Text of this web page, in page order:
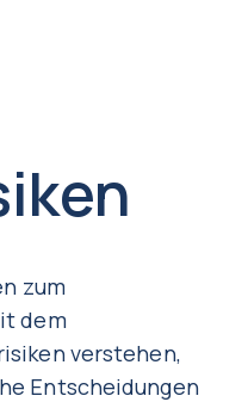
zum
dem
verstehen,
Entscheidungen